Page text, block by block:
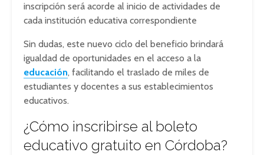
inscripción será acorde al inicio de actividades de
cada institución educativa correspondiente
Sin dudas, este nuevo ciclo del beneficio brindará
igualdad de oportunidades en el acceso a la
educación, facilitando el traslado de miles de
estudiantes y docentes a sus establecimientos
educativos.
¿Cómo inscribirse al boleto
educativo gratuito en Córdoba?